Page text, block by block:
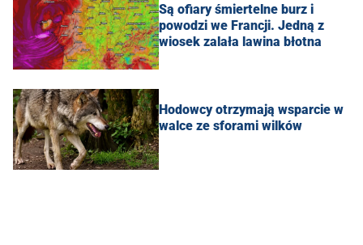
Są ofiary śmiertelne burz i
powodzi we Francji. Jedną z
wiosek zalała lawina błotna
Hodowcy otrzymają wsparcie w
walce ze sforami wilków